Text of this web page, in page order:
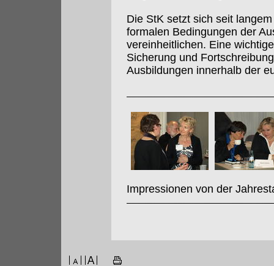
Die StK setzt sich seit
formalen Bedingungen der
vereinheitlichen. Eine
Sicherung und
Ausbildungen innerhalb der
Impressionen von der